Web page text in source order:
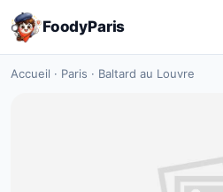
FoodyParis
Accueil · Paris · Baltard au Louvre